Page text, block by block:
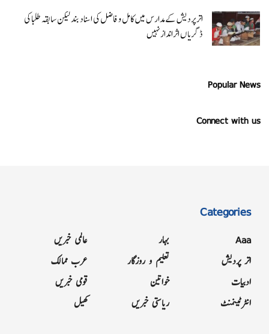
اتر پردیش کےمدارس میں کامل و فاضل کی اسناد بند لیکن سابقہ طلبا کی
ڈگریا ں اثرانداز نہیں
Popular News
Connect with us
Categories
Aaa
اتر پردیش
ادبیات
انٹرٹینمنٹ
بہار
تعلیم و روزگار
خواتین
ریاستی خبریں
عالمی خبریں
عرب ممالک
قومی خبریں
کھیل